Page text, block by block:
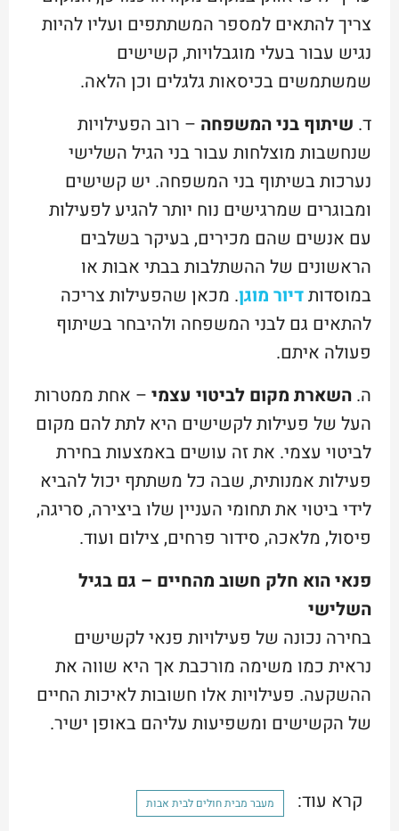
צריך להתאים למספר המשתתפים ועליו להיות
נגיש עבור בעלי מוגבלויות, קשישים
שמשתמשים בכיסאות גלגלים וכן הלאה.
ד. שיתוף בני המשפחה – רוב הפעילויות
שנחשבות מוצלחות עבור בני הגיל השלישי
נערכות בשיתוף בני המשפחה. יש קשישים
ומבוגרים שמרגישים נוח יותר להגיע לפעילות
עם אנשים שהם מכירים, בעיקר בשלבים
הראשונים של ההשתלבות בבתי אבות או
במוסדותדיור מוגן. מכאן שהפעילות צריכה
להתאים גם לבני המשפחה ולהיבחר בשיתוף
פעולה איתם.
ה.השארת מקום לביטוי עצמי – אחת ממטרות
העל של פעילות לקשישים היא לתת להם מקום
לביטוי עצמי. את זה עושים באמצעות בחירת
פעילות אמנותית, שבה כל משתתף יכול להביא
לידי ביטוי את תחומי העניין שלו ביצירה, סריגה,
פיסול, מלאכה, סידור פרחים, צילום ועוד.
פנאי הוא חלק חשוב מהחיים – גם בגיל
השלישי
בחירה נכונה של פעילויות פנאי לקשישים
נראית כמו משימה מורכבת אך היא שווה את
ההשקעה. פעילויות אלו חשובות לאיכות החיים
של הקשישים ומשפיעות עליהם באופן ישיר.
קרא עוד: מעבר מבית חולים לבית אבות